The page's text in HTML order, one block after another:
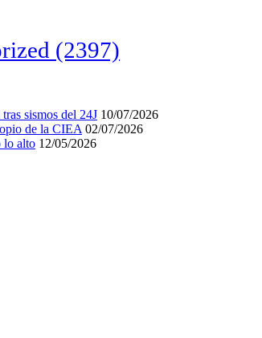
(2397)
sismos del 24J 10/07/2026
de la CIEA 02/07/2026
lo alto 12/05/2026